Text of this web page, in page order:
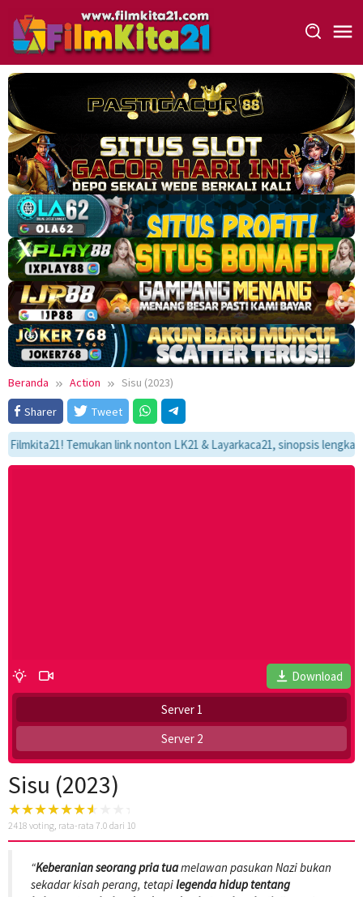
konten
Beranda Action
Sisu (2023)
Sharer
Tweet
Temukan link nonton LK21 & Layarkaca21, sinopsis lengkap,
Download
Server 1
Server 2
Sisu (2023)
2418 voting, rata-rata 7.0 dari 10
“Keberanian seorang pria tuamelawan pasukan Nazi bukan
sekadar kisah perang, tetapilegenda hidup tentang